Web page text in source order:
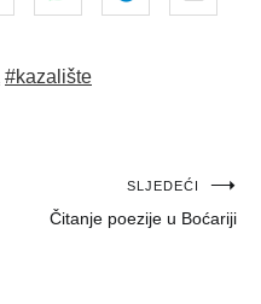
#kazalište
SLJEDEĆI
Čitanje poezije u Boćariji